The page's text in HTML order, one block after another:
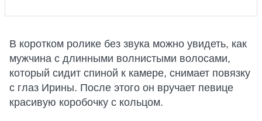
В коротком ролике без звука можно увидеть, как
мужчина с длинными волнистыми волосами,
который сидит спиной к камере, снимает повязку
с глаз Ирины. После этого он вручает певице
красивую коробочку с кольцом.